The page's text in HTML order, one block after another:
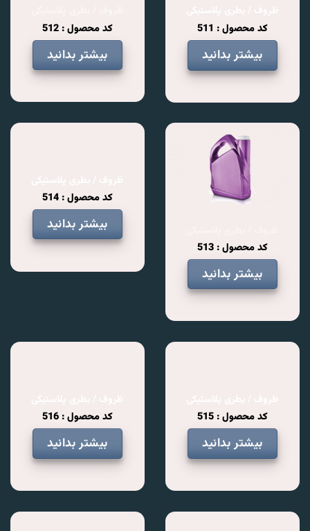
کد محصول : 511
بیشتر بدانید
کد محصول : 512
بیشتر بدانید
کد محصول : 513
بیشتر بدانید
کد محصول : 514
بیشتر بدانید
کد محصول : 515
بیشتر بدانید
کد محصول : 516
بیشتر بدانید